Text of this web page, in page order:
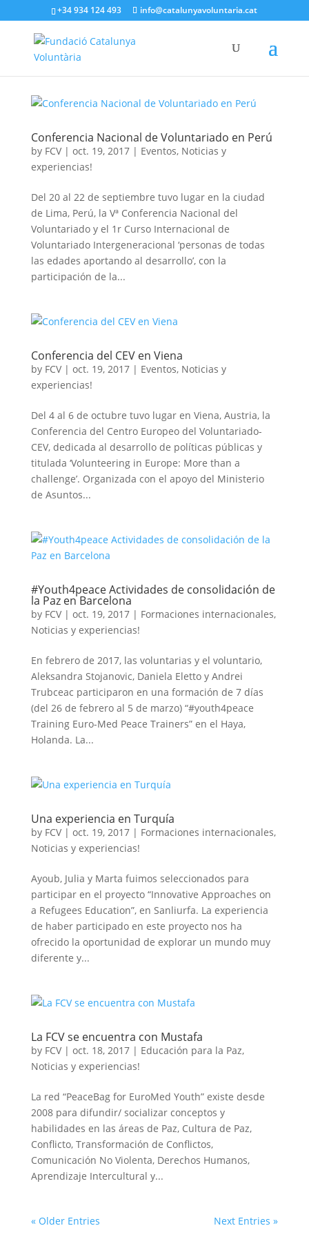
+34 934 124 493 info@catalunyavoluntaria.cat
Conferencia Nacional de Voluntariado en Perú
by FCV| oct. 19, 2017| Eventos, Noticias y
experiencias!
Del 20 al 22 de septiembre tuvo lugar en la ciudad
de Lima, Perú, la Vª Conferencia Nacional del
Voluntariado y el 1r Curso Internacional de
Voluntariado Intergeneracional ‘personas de todas
las edades aportando al desarrollo’, con la
participación de la...
Conferencia del CEV en Viena
by FCV| oct. 19, 2017| Eventos, Noticias y
experiencias!
Del 4 al 6 de octubre tuvo lugar en Viena, Austria, la
Conferencia del Centro Europeo del Voluntariado-
CEV, dedicada al desarrollo de políticas públicas y
titulada ‘Volunteering in Europe: More than a
challenge’. Organizada con el apoyo del Ministerio
de Asuntos...
#Youth4peace Actividades de consolidación de
la Paz en Barcelona
by FCV| oct. 19, 2017| Formaciones internacionales,
Noticias y experiencias!
En febrero de 2017, las voluntarias y el voluntario,
Aleksandra Stojanovic, Daniela Eletto y Andrei
Trubceac participaron en una formación de 7 días
(del 26 de febrero al 5 de marzo) “#youth4peace
Training Euro-Med Peace Trainers” en el Haya,
Holanda. La...
Una experiencia en Turquía
by FCV| oct. 19, 2017| Formaciones internacionales,
Noticias y experiencias!
Ayoub, Julia y Marta fuimos seleccionados para
participar en el proyecto “Innovative Approaches on
a Refugees Education”, en Sanliurfa. La experiencia
de haber participado en este proyecto nos ha
ofrecido la oportunidad de explorar un mundo muy
diferente y...
La FCV se encuentra con Mustafa
by FCV| oct. 18, 2017| Educación para la Paz,
Noticias y experiencias!
La red “PeaceBag for EuroMed Youth” existe desde
2008 para difundir/ socializar conceptos y
habilidades en las áreas de Paz, Cultura de Paz,
Conflicto, Transformación de Conflictos,
Comunicación No Violenta, Derechos Humanos,
Aprendizaje Intercultural y...
« Older Entries Next Entries »